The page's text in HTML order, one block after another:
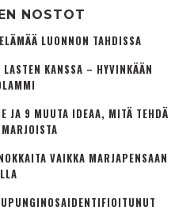
NOSTOT
LUONNON TAHDISSA
KANSSA – HYVINKÄÄN
JA 9 MUUTA IDEAA, MITÄ TEHDÄ
VAIKKA MARJAPENSAAN